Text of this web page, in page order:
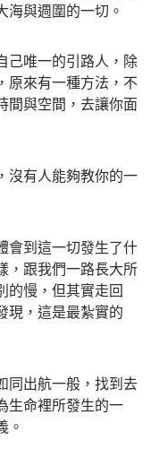
海與週圍的一切。
己唯一的引路人，除
原來有一種方法，不
間與空間，去讓你面
沒有人能夠教你的一
會到這一切發生了什
，跟我們一路長大所
的慢，但其實走回
現，這是最紮實的
同出航一般，找到去
生命裡所發生的一
。